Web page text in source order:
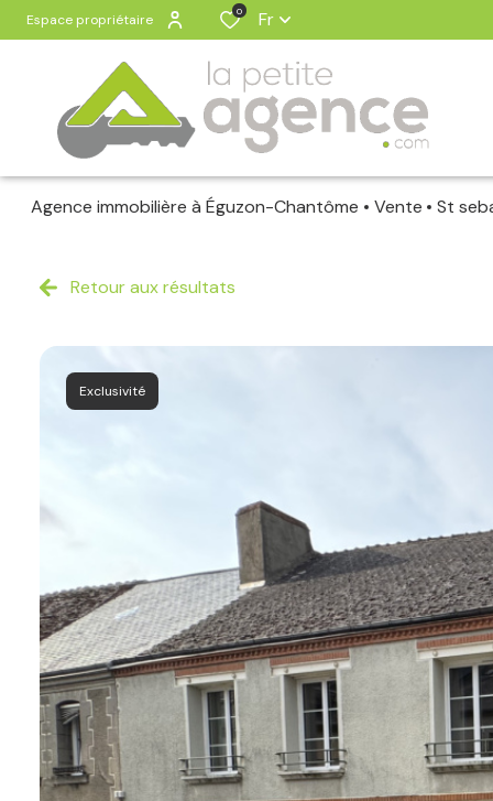
Espace propriétaire
0 Fr
Agence immobilière à Éguzon-Chantôme Vente St
Retour aux résultats
Exclusivité